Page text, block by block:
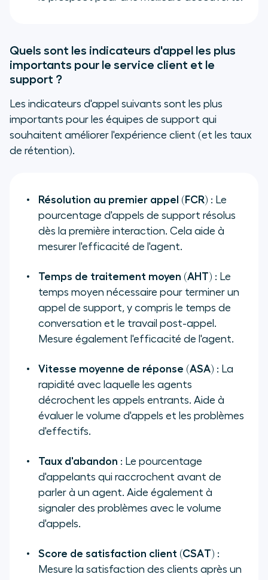
Quels sont les indicateurs d'appel les plus
importants pour le service client et le
support ?
Les indicateurs d'appel suivants sont les plus
importants pour les équipes de support qui
souhaitent améliorer l'expérience client (et les taux
de rétention).
Résolution au premier appel (FCR) : Le
pourcentage d'appels de support résolus
dès la première interaction. Cela aide à
mesurer l'efficacité de l'agent.
Temps de traitement moyen (AHT) : Le
temps moyen nécessaire pour terminer un
appel de support, y compris le temps de
conversation et le travail post-appel.
Mesure également l'efficacité de l'agent.
Vitesse moyenne de réponse (ASA) : La
rapidité avec laquelle les agents
décrochent les appels entrants. Aide à
évaluer le volume d'appels et les problèmes
d'effectifs.
Taux d'abandon : Le pourcentage
d'appelants qui raccrochent avant de
parler à un agent. Aide également à
signaler des problèmes avec le volume
d'appels.
Score de satisfaction client (CSAT) :
Mesure la satisfaction des clients après un